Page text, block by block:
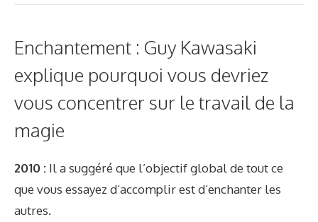
Enchantement : Guy Kawasaki
explique pourquoi vous devriez
vous concentrer sur le travail de la
magie
2010 : Il a suggéré que l’objectif global de tout ce
que vous essayez d’accomplir est d’enchanter les
autres.